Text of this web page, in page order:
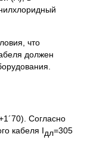
что
должен
Согласно
кабеля Iдл=305